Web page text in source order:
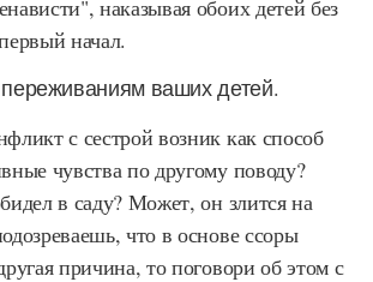
наказывая обоих детей без
начал.
переживаниям ваших детей.
с сестрой возник как способ
чувства по другому поводу?
в саду? Может, он злится на
что в основе ссоры
причина, то поговори об этом с